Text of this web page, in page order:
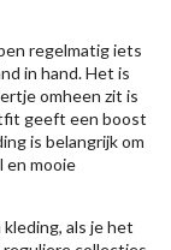
regelmatig iets
in hand. Het is
omheen zit is
geeft een boost
is belangrijk om
en mooie
als je het